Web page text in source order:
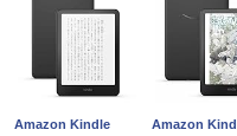
Apple 2026
【
Robloxギフトカード
Microsoft
ClaudeCode いちば
AIイラスト表
Amazon Kindle
Amazon